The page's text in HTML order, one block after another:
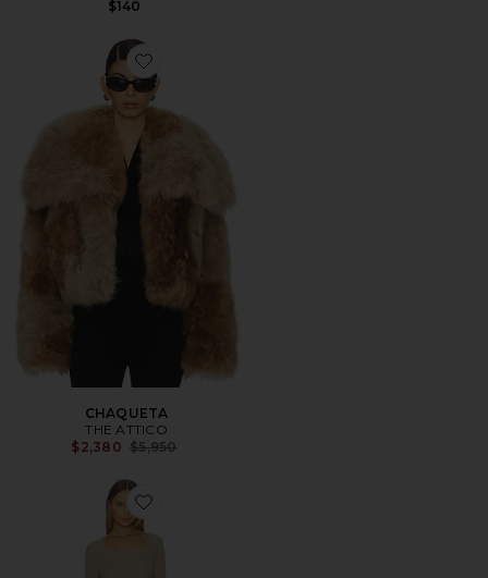
$140
Favorite CHAQUETA
CHAQUETA
THE ATTICO
$2,380 Previous price:
$5,950
Favorite VESTIDO